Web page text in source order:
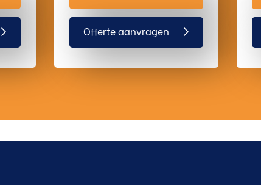
Offerte aanvragen